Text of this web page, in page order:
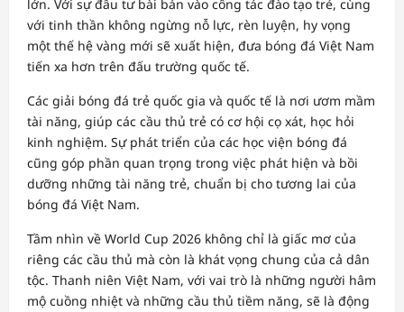
lớn. Với sự đầu tư bài bản vào công tác đào tạo trẻ, cùng
với tinh thần không ngừng nỗ lực, rèn luyện, hy vọng
một thế hệ vàng mới sẽ xuất hiện, đưa bóng đá Việt Nam
tiến xa hơn trên đấu trường quốc tế.
Các giải bóng đá trẻ quốc gia và quốc tế là nơi ươm mầm
tài năng, giúp các cầu thủ trẻ có cơ hội cọ xát, học hỏi
kinh nghiệm. Sự phát triển của các học viện bóng đá
cũng góp phần quan trọng trong việc phát hiện và bồi
dưỡng những tài năng trẻ, chuẩn bị cho tương lai của
bóng đá Việt Nam.
Tầm nhìn về World Cup 2026 không chỉ là giấc mơ của
riêng các cầu thủ mà còn là khát vọng chung của cả dân
tộc. Thanh niên Việt Nam, với vai trò là những người hâm
mộ cuồng nhiệt và những cầu thủ tiềm năng, sẽ là động